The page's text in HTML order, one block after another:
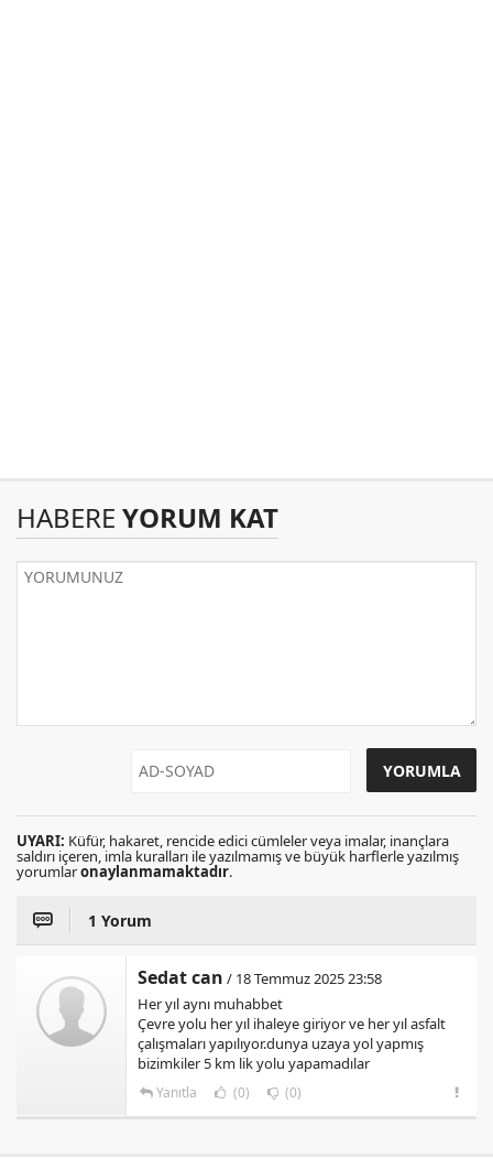
HABERE YORUM KAT
UYARI: Küfür, hakaret, rencide edici cümleler veya imalar, inançlara
saldırı içeren, imla kuralları ile yazılmamış ve büyük harflerle yazılmış
yorumlaronaylanmamaktadır.
1 Yorum
Sedat can / 18 Temmuz 2025 23:58
Her yıl aynı muhabbet
Çevre yolu her yıl ihaleye giriyor ve her yıl asfalt
çalışmaları yapılıyor.dunya uzaya yol yapmış
bizimkiler 5 km lik yolu yapamadılar
Yanıtla (0) (0)